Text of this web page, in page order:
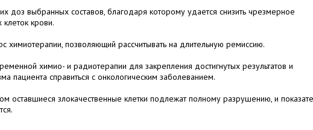
доз выбранных составов, благодаря которому удается снизить чрезмерное
клеток крови.
химиотерапии, позволяющий рассчитывать на длительную ремиссию.
химио- и радиотерапии для закрепления достигнутых результатов и
пациента справиться с онкологическим заболеванием.
оставшиеся злокачественные клетки подлежат полному разрушению, и